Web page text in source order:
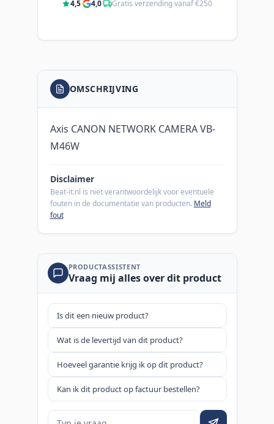
4,5· 4,0· Gratis verzending vanaf €250
OMSCHRIJVING
Axis CANON NETWORK CAMERA VB-
M46W
Disclaimer
Beat-it.nl is niet verantwoordelijk voor eventuele
fouten in de documentatie van producten. Meld
fout
PRODUCTASSISTENT
Vraag mij alles over dit product
Is dit een nieuw product?
Wat is de levertijd van dit product?
Hoeveel garantie krijg ik op dit product?
Kan ik dit product op factuur bestellen?
Je vraag